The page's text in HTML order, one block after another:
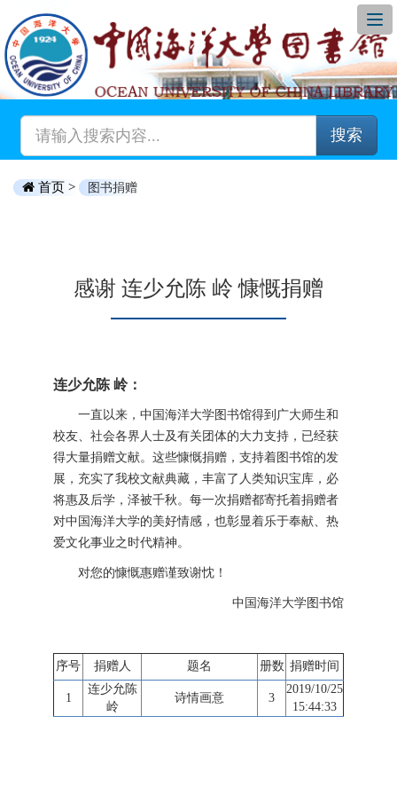
搜索
首页 > 图书捐赠
感谢 连少允陈 岭 慷慨捐赠
连少允陈 岭：
一直以来，中国海洋大学图书馆得到广大师生和
校友、社会各界人士及有关团体的大力支持，已经获
得大量捐赠文献。这些慷慨捐赠，支持着图书馆的发
展，充实了我校文献典藏，丰富了人类知识宝库，必
将惠及后学，泽被千秋。每一次捐赠都寄托着捐赠者
对中国海洋大学的美好情感，也彰显着乐于奉献、热
爱文化事业之时代精神。
对您的慷慨惠赠谨致谢忱！
中国海洋大学图书馆
序号 捐赠人 题名 册数 捐赠时间
1
连少允陈
岭
诗情画意 3
2019/10/25
15:44:33